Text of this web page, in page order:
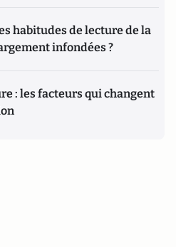
habitudes de lecture de la
infondées ?
: les facteurs qui changent